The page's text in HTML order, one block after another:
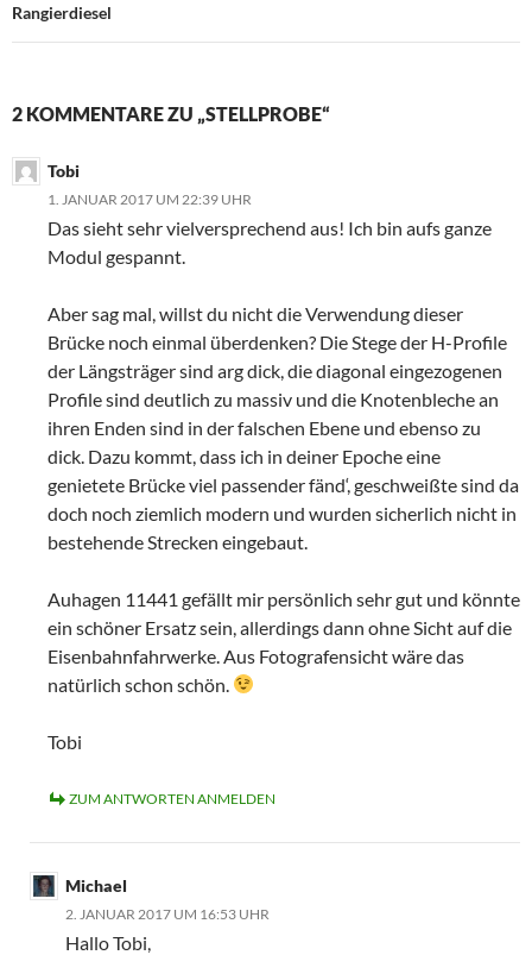
Rangierdiesel
2 KOMMENTARE ZU „STELLPROBE“
Tobi
1. JANUAR 2017 UM 22:39 UHR
Das sieht sehr vielversprechend aus! Ich bin aufs ganze
Modul gespannt.
Aber sag mal, willst du nicht die Verwendung dieser
Brücke noch einmal überdenken? Die Stege der H-Profile
der Längsträger sind arg dick, die diagonal eingezogenen
Profile sind deutlich zu massiv und die Knotenbleche an
ihren Enden sind in der falschen Ebene und ebenso zu
dick. Dazu kommt, dass ich in deiner Epoche eine
genietete Brücke viel passender fänd‘, geschweißte sind da
doch noch ziemlich modern und wurden sicherlich nicht in
bestehende Strecken eingebaut.
Auhagen 11441 gefällt mir persönlich sehr gut und könnte
ein schöner Ersatz sein, allerdings dann ohne Sicht auf die
Eisenbahnfahrwerke. Aus Fotografensicht wäre das
natürlich schon schön.
Tobi
ZUM ANTWORTEN ANMELDEN
Michael
2. JANUAR 2017 UM 16:53 UHR
Hallo Tobi,